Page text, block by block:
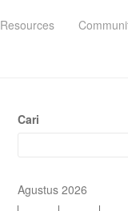
Resources
Cari
Agustus 2026